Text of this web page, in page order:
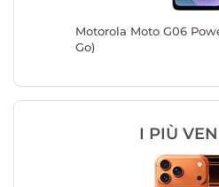
Motorola Moto G06
Go)
I PIÙ